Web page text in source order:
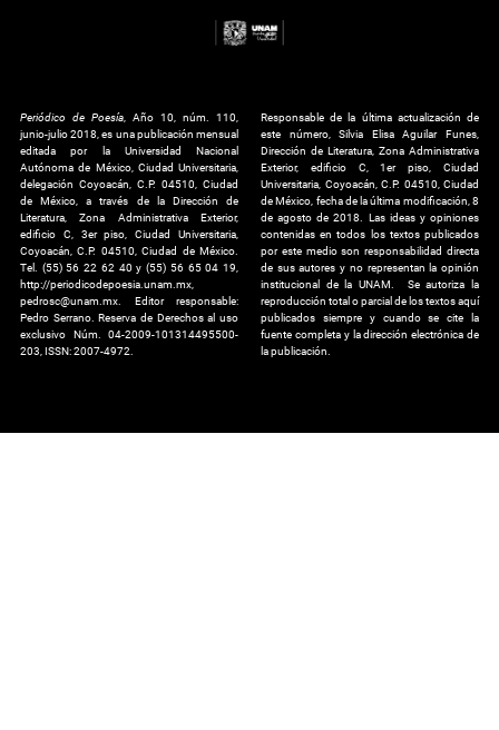
Periódico de Poesía , Año 10, núm. 110,
junio-julio 2018, es una publicación mensual
editada por la Universidad Nacional
Autónoma de México, Ciudad Universitaria,
delegación Coyoacán, C.P. 04510, Ciudad
de México, a través de la Dirección de
Literatura, Zona Administrativa Exterior,
edificio C, 3er piso, Ciudad Universitaria,
Coyoacán, C.P. 04510, Ciudad de México.
Tel. (55) 56 22 62 40 y (55) 56 65 04 19,
http://periodicodepoesia.unam.mx,
pedrosc@unam.mx. Editor responsable:
Pedro Serrano. Reserva de Derechos al uso
exclusivo Núm. 04-2009-101314495500-
203, ISSN: 2007-4972.
Responsable de la última actualización de
este número, Silvia Elisa Aguilar Funes,
Dirección de Literatura, Zona Administrativa
Exterior, edificio C, 1er piso, Ciudad
Universitaria, Coyoacán, C.P. 04510, Ciudad
de México, fecha de la última modificación, 8
de agosto de 2018. Las ideas y opiniones
contenidas en todos los textos publicados
por este medio son responsabilidad directa
de sus autores y no representan la opinión
institucional de la UNAM. Se autoriza la
reproducción total o parcial de los textos aquí
publicados siempre y cuando se cite la
fuente completa y la dirección electrónica de
la publicación.